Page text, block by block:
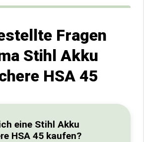
Fragen
Stihl Akku
HSA 45
eine Stihl Akku
HSA 45 kaufen?